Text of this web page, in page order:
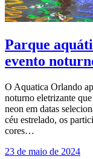
Parque
evento
O Aquatica Orlando
noturno eletrizante
neon em datas
céu estrelado, os
cores…
23 de maio de 2024